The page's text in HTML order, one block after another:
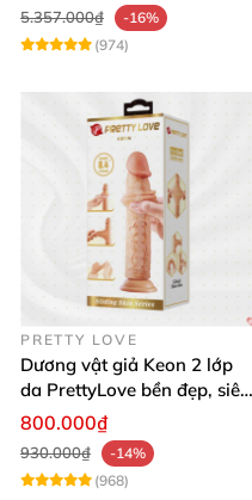
5.357.000₫
-16%
(974)
PRETTY LOVE
Dương vật giả Keon 2 lớp
da PrettyLove bền đẹp, siêu
mềm mại
800.000₫
930.000₫
-14%
(968)